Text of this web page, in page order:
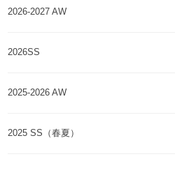
2026-2027 AW
2026SS
2025-2026 AW
2025 SS（春夏）